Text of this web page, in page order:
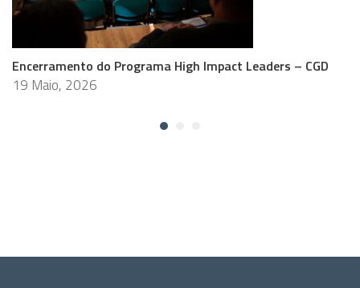
Encerramento do Programa High Impact Leaders – CGD
19 Maio, 2026